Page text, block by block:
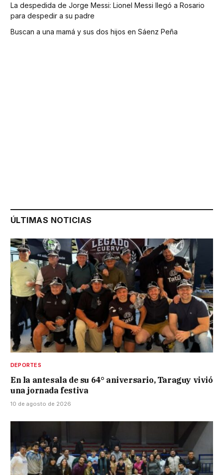
La despedida de Jorge Messi: Lionel Messi llegó a Rosario
para despedir a su padre
Buscan a una mamá y sus dos hijos en Sáenz Peña
ÚLTIMAS NOTICIAS
DEPORTES
En la antesala de su 64° aniversario, Taraguy vivió
una jornada festiva
10 de agosto de 2026